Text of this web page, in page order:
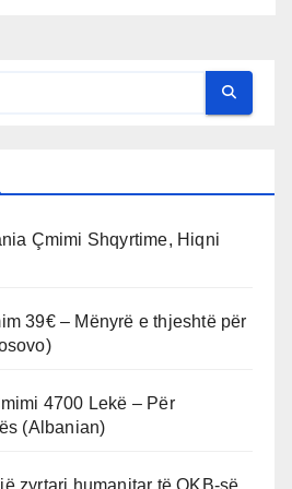
Çmimi Shqyrtime, Hiqni
39€ – Mënyrë e thjeshtë për
4700 Lekë – Për
(Albanian)
zyrtari humanitar të OKB-së